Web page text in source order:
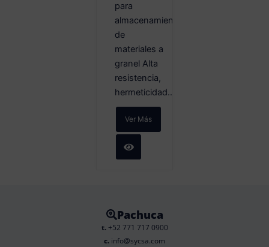
para
almacenamiento
de
materiales a
granel Alta
resistencia,
hermeticidad...
Ver Más
Pachuca
t.+52 771 717 0900
c. info@sycsa.com